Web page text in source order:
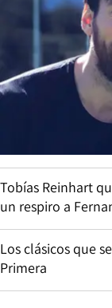
Tobías Reinhart
un respiro a
Los clásicos que
Primera